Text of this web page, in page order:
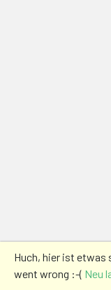
Huch, hier ist etwas
went wrong :-( Neu